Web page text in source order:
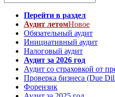
Перейти в раздел
Аудит летомНовое
Обязательный аудит
Инициативный аудит
Налоговый аудит
Аудит за 2026 год
Аудит со страховкой от
Проверка бизнеса (Due
Форензик